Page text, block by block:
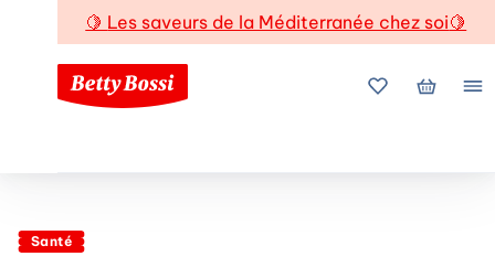
🍋 Les saveurs de la Méditerranée chez soi🍋
Mes favoris
Mon
Santé